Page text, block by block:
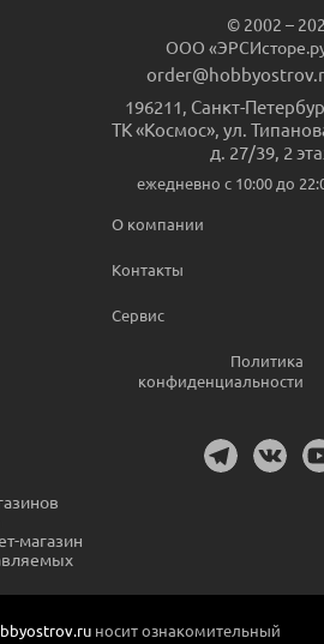
© 2002 –
ООО
196211 Санкт-
ТК «Космос», ул.
д. 27/39, 2
ежедневно c 10:00 до
О компании
Контакты
Сервис
Политика
конфиденциальности
магазин
носит ознакомительный